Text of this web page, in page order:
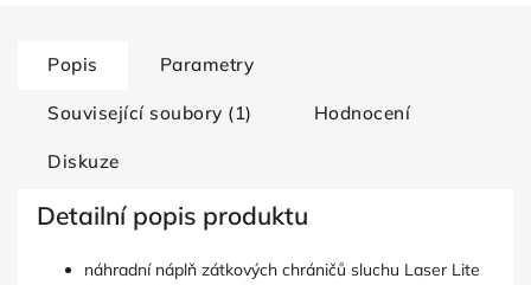
Popis Parametry
Související soubory (1) Hodnocení
Diskuze
Detailní popis produktu
náhradní náplň zátkových chráničů sluchu Laser Lite